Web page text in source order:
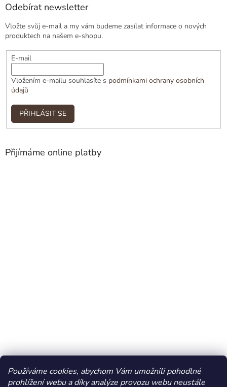
Používáme cookies, abychom Vám umožnili pohodlné
prohlížení webu a díky analýze provozu webu neustále
Odebírat newsletter
Vložte svůj e-mail a my vám budeme zasílat informace o nových
produktech na našem e-shopu.
E-mail
Vložením e-mailu souhlasíte s podmínkami ochrany osobních
údajů
PŘIHLÁSIT SE
Přijímáme online platby